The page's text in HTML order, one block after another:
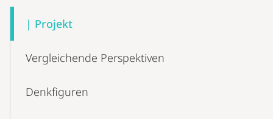
Navigation| Projekt
Vergleichende Perspektiven
Denkfiguren